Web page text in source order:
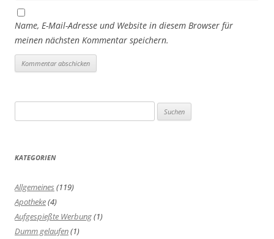
Name, E-Mail-Adresse und Website in diesem Browser für
meinen nächsten Kommentar speichern.
nach:
KATEGORIEN
Allgemeines (119)
Apotheke(4)
Aufgespießte Werbung(1)
Dumm gelaufen(1)